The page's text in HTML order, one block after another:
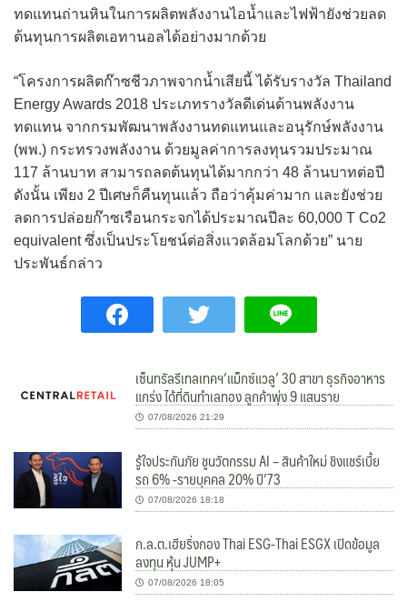
ทดแทนถ่านหินในการผลิตพลังงานไอน้ำและไฟฟ้ายังช่วยลด
ต้นทุนการผลิตเอทานอลได้อย่างมากด้วย
“โครงการผลิตก๊าซชีวภาพจากน้ำเสียนี้ ได้รับรางวัล Thailand
Energy Awards 2018 ประเภทรางวัลดีเด่นด้านพลังงาน
ทดแทน จากกรมพัฒนาพลังงานทดแทนและอนุรักษ์พลังงาน
(พพ.) กระทรวงพลังงาน ด้วยมูลค่าการลงทุนรวมประมาณ
117 ล้านบาท สามารถลดต้นทุนได้มากกว่า 48 ล้านบาทต่อปี
ดังนั้น เพียง 2 ปีเศษก็คืนทุนแล้ว ถือว่าคุ้มค่ามาก และยังช่วย
ลดการปล่อยก๊าซเรือนกระจกได้ประมาณปีละ 60,000 T Co2
equivalent ซึ่งเป็นประโยชน์ต่อสิ่งแวดล้อมโลกด้วย” นาย
ประพันธ์กล่าว
เซ็นทรัลรีเทลเทคฯ’แม็กซ์แวลู’ 30 สาขา ธุรกิจอาหาร
แกร่ง ได้ที่ดินทำเลทอง ลูกค้าพุ่ง 9 แสนราย
07/08/2026 21:29
รู้ใจประกันภัย ชูนวัตกรรม AI – สินค้าใหม่ ชิงแชร์เบี้ย
รถ 6% -รายบุคคล 20% ปี’73
07/08/2026 18:18
ก.ล.ต.เฮียริ่งกอง Thai ESG-Thai ESGX เปิดข้อมูล
ลงทุน หุ้น JUMP+
07/08/2026 18:05